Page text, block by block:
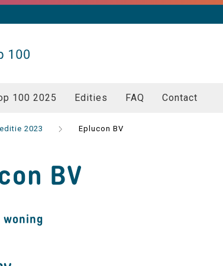
100 2025 Edities FAQ Contact
2023 Eplucon BV
BV
woning